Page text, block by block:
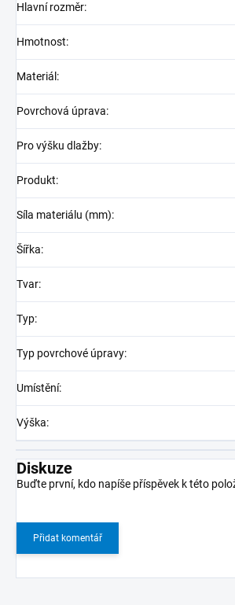
Hlavní rozměr:
Hmotnost:
Materiál :
Povrchová úprava:
Pro výšku dlažby:
Produkt:
Síla materiálu (mm):
Šířka:
Tvar:
Typ:
Typ povrchové úpravy:
Umístění:
Výška:
Diskuze
Buďte první, kdo napíše příspěvek k této
Přidat komentář